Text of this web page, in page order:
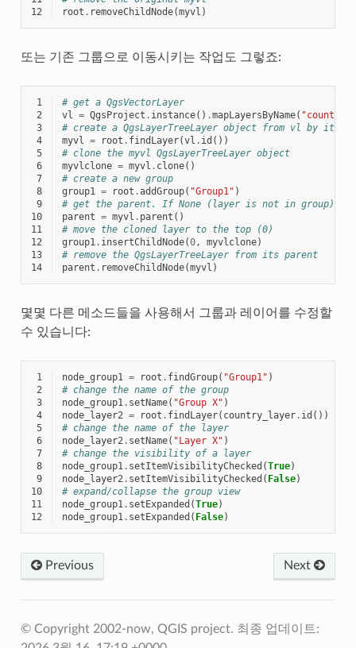
12
root . removeChildNode(myvl )
또는 기존 그룹으로 이동시키는 작업도 그렇죠:
1
# get a QgsVectorLayer
2
vl = QgsProject . instance() .mapLayersByName(
3
# create a QgsLayerTreeLayer object from vl by its id
4
myvl = root . findLayer(vl . id ())
5
# clone the myvl QgsLayerTreeLayer object
6
myvlclone = myvl . clone()
7
# create a new group
8
group1 = root .addGroup( "Group1" )
9
# get the parent. If None (layer is not in group)
10
parent = myvl . parent ()
11
# move the cloned layer to the top (0)
12
group1. insertChildNode(0, myvlclone)
13
# remove the QgsLayerTreeLayer from its parent
14
parent . removeChildNode(myvl )
몇몇 다른 메소드들을 사용해서 그룹과 레이어를 수정할
수 있습니다:
1 node_group1 = root . findGroup( "Group1" )
2
# change the name of the group
3
node_group1. setName( "Group X" )
4
node_layer2 = root . findLayer( country_layer. id ())
5
# change the name of the layer
6
node_layer2. setName( "Layer X" )
7
# change the visibility of a layer
8
node_group1. setItemVisibilityChecked (True)
9
node_layer2. setItemVisibilityChecked ( False)
10
# expand/collapse the group view
11
node_group1. setExpanded (True)
12
node_group1. setExpanded ( False)
Previous Next
© Copyright 2002-now, QGIS project. 최종 업데이트: